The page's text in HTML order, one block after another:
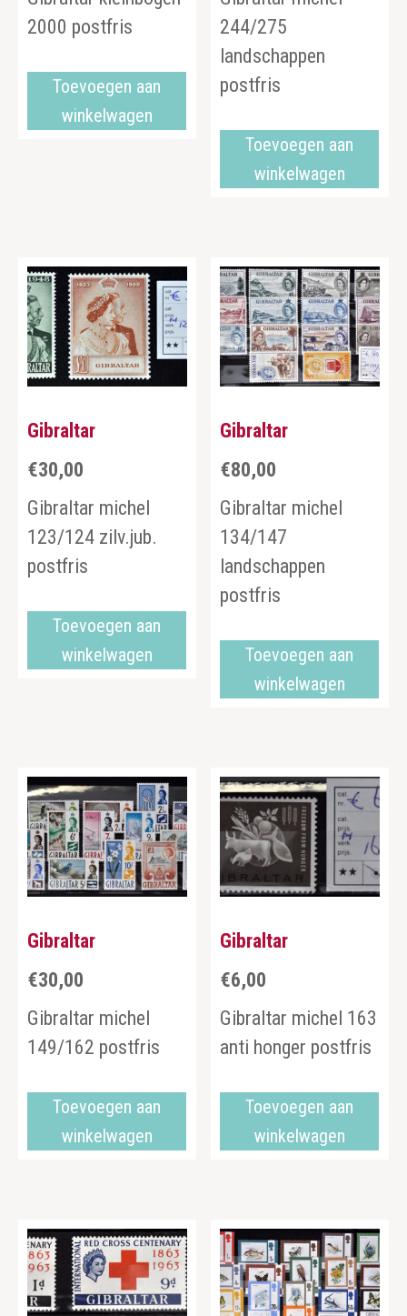
2000 postfris
Toevoegen aan
winkelwagen
244/275
landschappen
postfris
Toevoegen aan
winkelwagen
Gibraltar
€30,00
Gibraltar michel
123/124 zilv.jub.
postfris
Toevoegen aan
winkelwagen
Gibraltar
€80,00
Gibraltar michel
134/147
landschappen
postfris
Toevoegen aan
winkelwagen
Gibraltar
€30,00
Gibraltar michel
149/162 postfris
Toevoegen aan
winkelwagen
Gibraltar
€6,00
Gibraltar michel 163
anti honger postfris
Toevoegen aan
winkelwagen